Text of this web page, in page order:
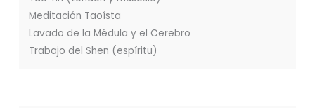
Meditación Taoísta
Lavado de la Médula y el Cerebro
Trabajo del Shen (espíritu)